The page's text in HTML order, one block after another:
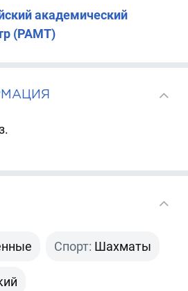
академический
(РАМТ)
Спорт: Шахматы